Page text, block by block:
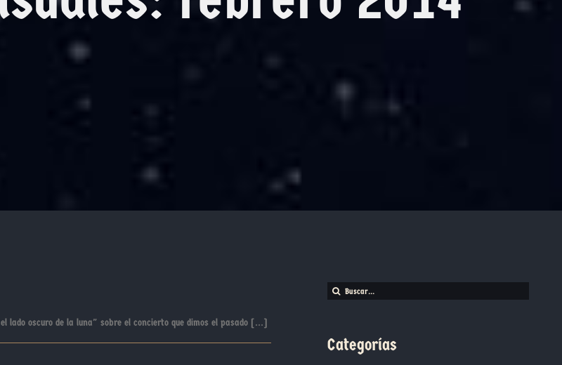
lado oscuro de la luna" sobre el concierto que dimos el pasado [...]
Buscar:
Categorías